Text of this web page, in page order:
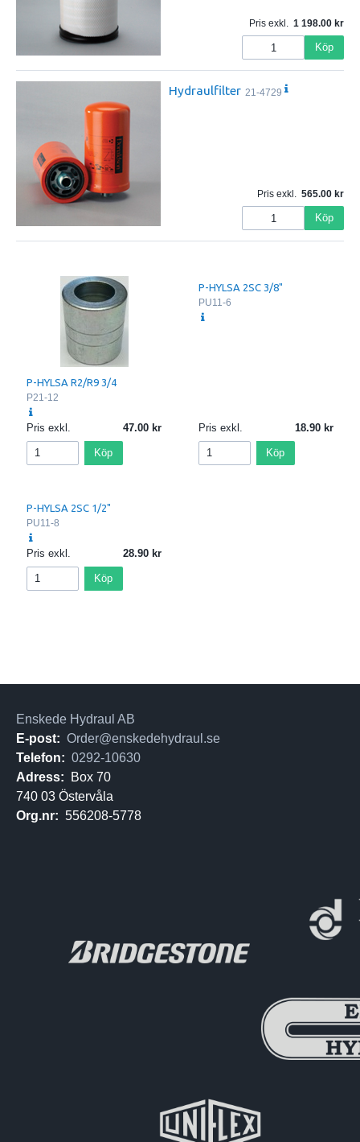
Pris exkl. 1 198.00
Köp
Hydraulfilter 21-4729
Pris exkl. 565.00
Köp
P-HYLSA R2/R9 3/4
P21-12
Pris exkl. 47.00
Köp
P-HYLSA 2SC 3/8"
PU11-6
Pris exkl. 18.90
Köp
P-HYLSA 2SC 1/2"
PU11-8
Pris exkl. 28.90
Köp
Enskede Hydraul AB
E-post: Order@enskedehydraul.se
Telefon: 0292-10630
Adress:
Box 70
740 03 Östervåla
Org.nr: 556208-5778